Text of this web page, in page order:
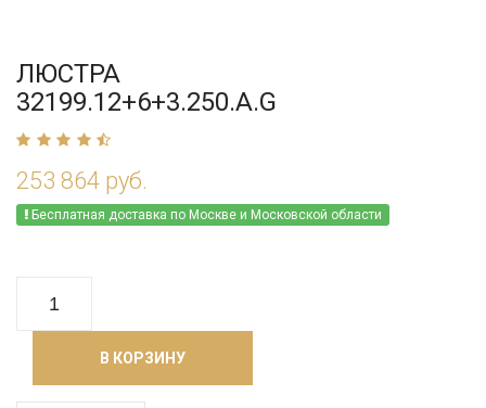
ЛЮСТРА
32199.12+6+3.250.A.G
253 864 руб.
Бесплатная доставка по Москве и Московской области
В КОРЗИНУ